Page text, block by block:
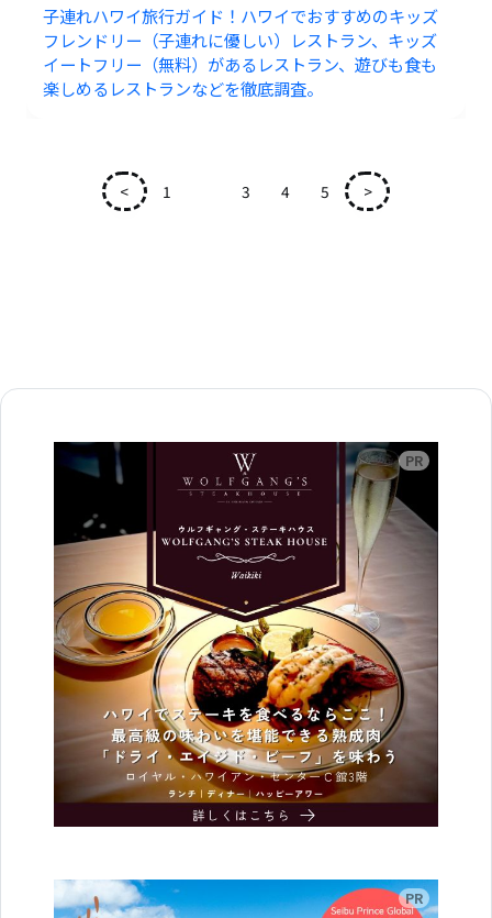
子連れハワイ旅行ガイド！ハワイでおすすめのキッズ
フレンドリー（子連れに優しい）レストラン、キッズ
イートフリー（無料）があるレストラン、遊びも食も
楽しめるレストランなどを徹底調査。
< 1 3 4 5 >
広告
広告